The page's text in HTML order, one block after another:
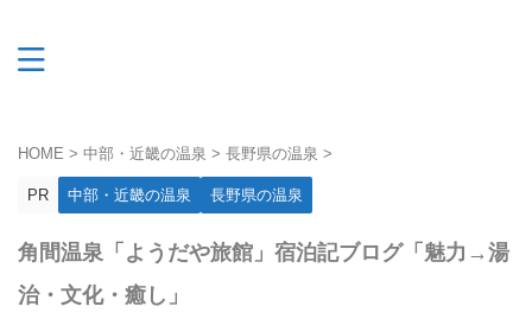
HOME > 中部・近畿の温泉 > 長野県の温泉 >
PR 中部・近畿の温泉 長野県の温泉
角間温泉「ようだや旅館」宿泊記ブログ「魅力→湯
治・文化・癒し」